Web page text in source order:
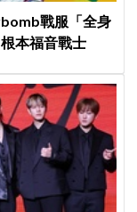
戰服「全身
本福音戰士